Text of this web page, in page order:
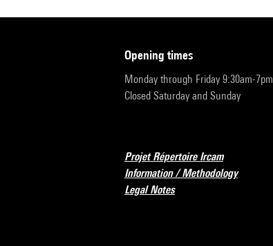
opening times
Monday through Friday 9:30am-7pm
Closed Saturday and Sunday
Projet Répertoire Ircam
Information / Methodology
Legal Notes